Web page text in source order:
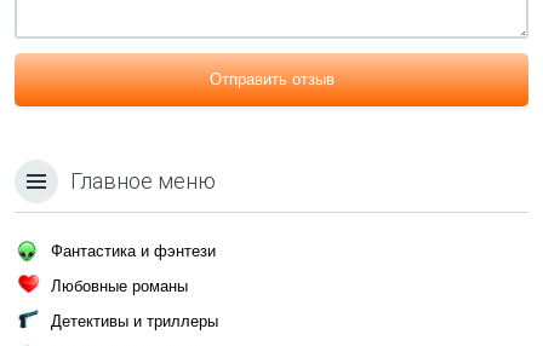
Отправить отзыв
Главное меню
Фантастика и фэнтези
Любовные романы
Детективы и триллеры